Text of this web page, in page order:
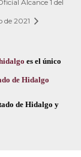
Alcance 1 del
de 2021
es el único
de Hidalgo
de Hidalgo y